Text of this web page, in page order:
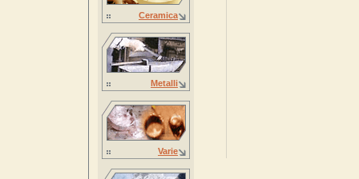
Ceramica
Metalli
Varie